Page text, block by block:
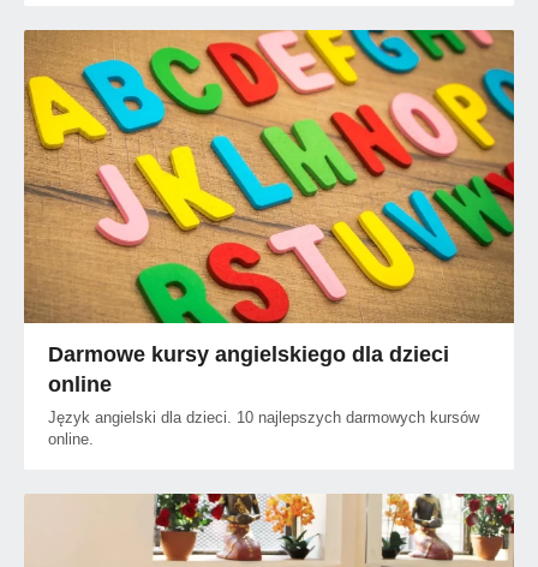
Darmowe kursy angielskiego dla dzieci
online
Język angielski dla dzieci. 10 najlepszych darmowych kursów
online.